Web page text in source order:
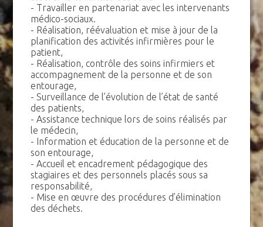
- Travailler en partenariat avec les intervenants
médico-sociaux.
- Réalisation, réévaluation et mise à jour de la
planification des activités infirmières pour le
patient,
- Réalisation, contrôle des soins infirmiers et
accompagnement de la personne et de son
entourage,
- Surveillance de l’évolution de l’état de santé
des patients,
- Assistance technique lors de soins réalisés par
le médecin,
- Information et éducation de la personne et de
son entourage,
- Accueil et encadrement pédagogique des
stagiaires et des personnels placés sous sa
responsabilité,
- Mise en œuvre des procédures d’élimination
des déchets.